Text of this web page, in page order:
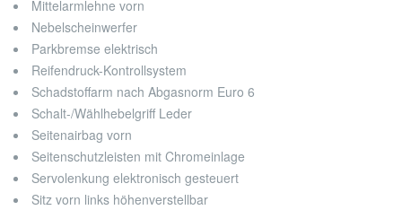
Mittelarmlehne vorn
Nebelscheinwerfer
Parkbremse elektrisch
Reifendruck-Kontrollsystem
Schadstoffarm nach Abgasnorm Euro 6
Schalt-/Wählhebelgriff Leder
Seitenairbag vorn
Seitenschutzleisten mit Chromeinlage
Servolenkung elektronisch gesteuert
Sitz vorn links höhenverstellbar